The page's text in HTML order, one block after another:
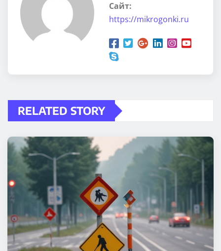
Сайт:
https://mikrogonki.ru
RELATED STORY